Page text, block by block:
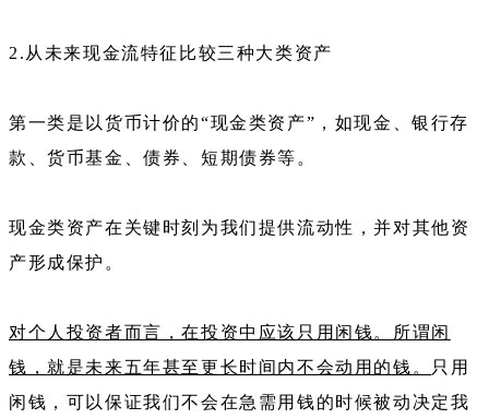
2.从未来现金流特征比较三种大类资产
第一类是以货币计价的“现金类资产”，如现金、银行存
款、货币基金、债券、短期债券等。
现金类资产在关键时刻为我们提供流动性，并对其他资
产形成保护。
对个人投资者而言，在投资中应该只用闲钱。所谓闲
钱，就是未来五年甚至更长时间内不会动用的钱。
只用
闲钱，可以保证我们不会在急需用钱的时候被动决定我